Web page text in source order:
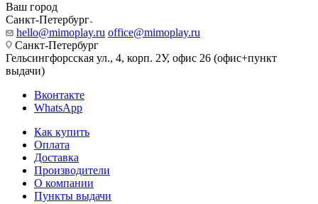
Ваш город
Санкт-Петербург
hello@mimoplay.ru office@mimoplay.ru
Санкт-Петербург
Гельсингфорсская ул., 4, корп. 2У, офис 26 (офис+пункт
выдачи)
Вконтакте
WhatsApp
Как купить
Оплата
Доставка
Производители
О компании
Пункты выдачи